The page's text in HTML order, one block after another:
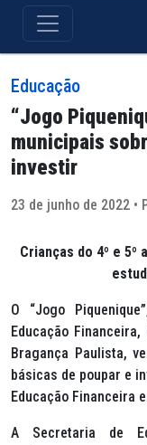
Educação
“Jogo
municipais
investir
23 de junho de 2022 •
Crianças do 4º e
O “Jogo
Educação
Bragança Paulista,
básicas de poupar e
Educação Financeira
A Secretaria de